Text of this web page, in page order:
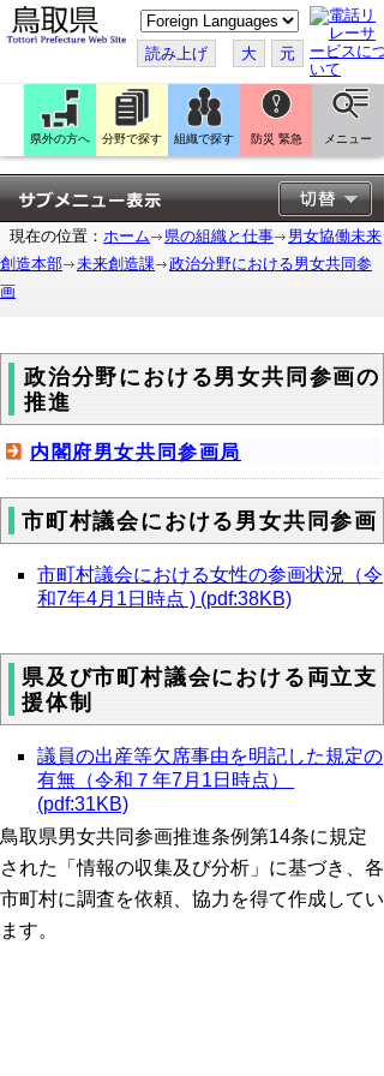
こ
の
ペ
ー
ジ
翻
訳
す
る
読み上げ 大 元
県外の方へ 分野で探す 組織で探す 防災 緊急 メニュー
現在の位置： ホーム 県の組織と仕事
男女協働未来
創造本部
未来創造課
政治分野における男女共同参
画
政治分野における男女共同参画の
推進
内閣府男女共同参画局
市町村議会における男女共同参画
市町村議会における女性の参画状況（令
和7年4月1日時点 ) (pdf:38KB)
県及び市町村議会における両立支
援体制
議員の出産等欠席事由を明記した規定の
有無（令和７年7月1日時点）
(pdf:31KB)
鳥取県男女共同参画推進条例第14条に規定
された「情報の収集及び分析」に基づき、各
市町村に調査を依頼、協力を得て作成してい
ます。